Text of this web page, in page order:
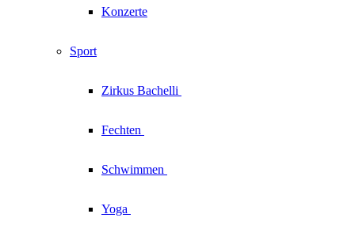
Konzerte
Sport
Zirkus Bachelli
Fechten
Schwimmen
Yoga